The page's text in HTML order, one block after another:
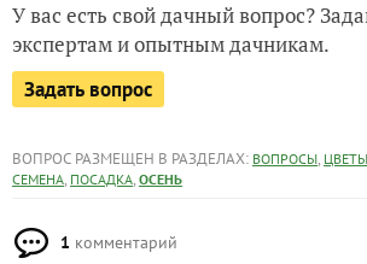
У вас есть свой дачный вопрос?
экспертам и опытным дачникам.
Задать вопрос
ВОПРОС РАЗМЕЩЕН В РАЗДЕЛАХ: ВОПРОСЫ, ЦВЕТЫ
СЕМЕНА, ПОСАДКА, ОСЕНЬ
1 комментарий